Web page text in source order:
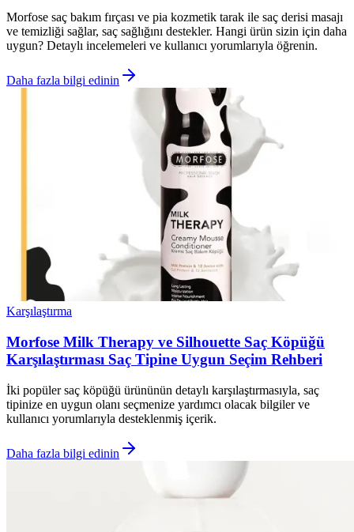
Morfose saç bakım fırçası ve pia kozmetik tarak ile saç derisi masajı
ve temizliği sağlar, saç sağlığını destekler. Hangi ürün sizin için daha
uygun? Detaylı incelemeleri ve kullanıcı yorumlarıyla öğrenin.
Daha fazla bilgi edinin
Karşılaştırma
Morfose Milk Therapy ve Silhouette Saç Köpüğü
Karşılaştırması Saç Tipine Uygun Seçim Rehberi
İki popüler saç köpüğü ürününün detaylı karşılaştırmasıyla, saç
tipinize en uygun olanı seçmenize yardımcı olacak bilgiler ve
kullanıcı yorumlarıyla desteklenmiş içerik.
Daha fazla bilgi edinin